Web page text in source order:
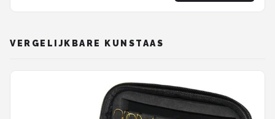
VERGELIJKBARE KUNSTAAS